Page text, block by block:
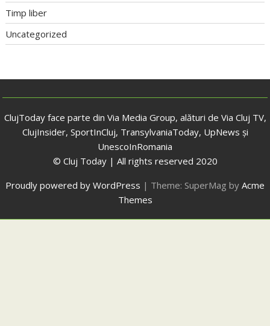
Timp liber
Uncategorized
ClujToday face parte din Via Media Group, alături de Via Cluj TV,
ClujInsider, SportInCluj, TransylvaniaToday, UpNews și
UnescoInRomania
© Cluj Today | All rights reserved 2020
Proudly powered by WordPress | Theme: SuperMag by Acme
Themes